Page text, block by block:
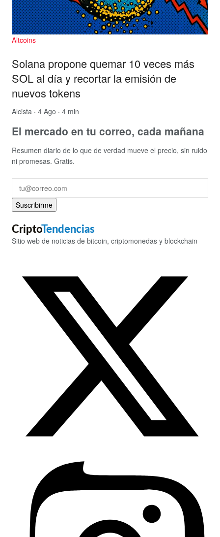
Altcoins
Solana propone quemar 10 veces más
SOL al día y recortar la emisión de
nuevos tokens
Alcista · 4 Ago · 4 min
El mercado en tu correo, cada mañana
Resumen diario de lo que de verdad mueve el precio, sin ruido
ni promesas. Gratis.
Suscribirme
CriptoTendencias
Sitio web de noticias de bitcoin, criptomonedas y blockchain